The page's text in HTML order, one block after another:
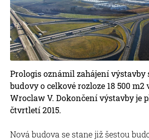
Prologis oznámil zahájení
budovy o celkové rozloze 18 500 m2
Wroclaw V. Dokončení výstavby je
čtvrtletí 2015.
Nová budova se stane již šestou